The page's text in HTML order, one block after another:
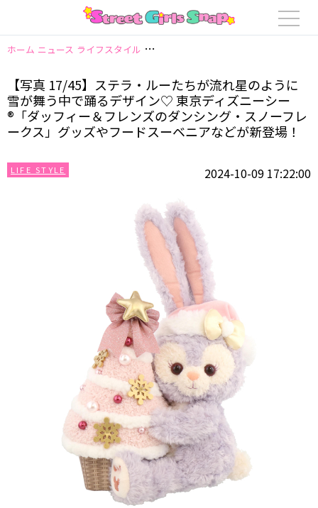
ホーム ニュース ライフスタイル 【写真 17/45】ステラ・ルーたちが流れ
【写真 17/45】ステラ・ルーたちが流れ星のように
雪が舞う中で踊るデザイン♡ 東京ディズニーシー
®「ダッフィー＆フレンズのダンシング・スノーフレ
ークス」グッズやフードスーベニアなどが新登場！
LIFE STYLE 2024-10-09 17:22:00